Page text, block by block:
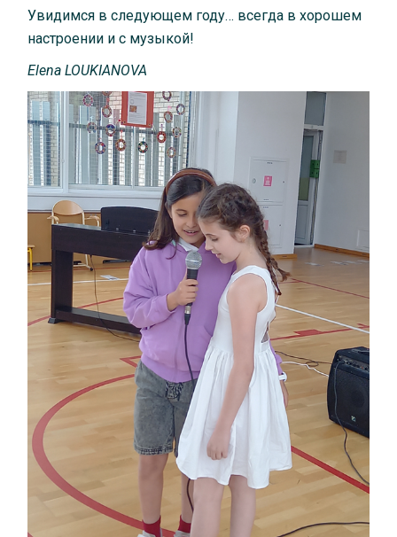
Увидимся в следующем году… всегда в хорошем
настроении и с музыкой!
Elena LOUKIANOVA